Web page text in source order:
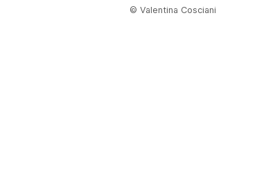
© Valentina Cosciani